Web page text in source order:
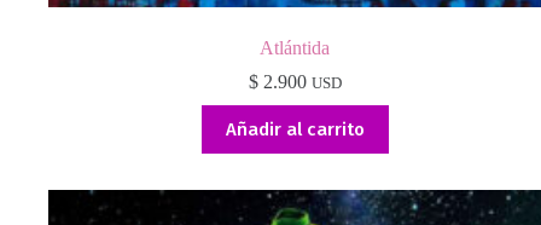
Atlántida
$2.900 USD
Añadir al carrito